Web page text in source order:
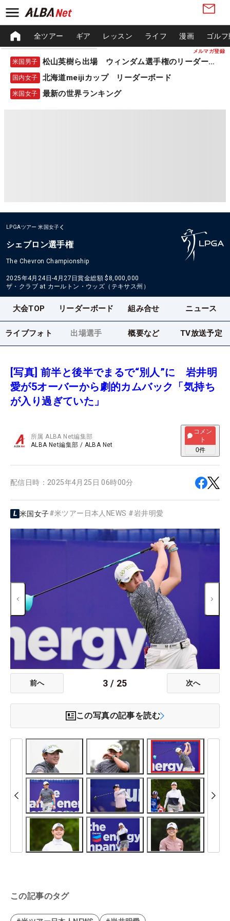
メルマガ登録
全ツアー ギア レッスン ライフ 漫画 ゴル
米国男子 松山英樹ら出場 ウィンダム選手権のリーダーボード
国内女子 北海道meijiカップ リーダーボード
米国女子 最新の世界ランキング
LPGAツアー 米国女子
シェブロン選手権
The Chevron Championship
2025年4月24日-4月27日賞金総額 $8,000,000
ザ・クラブ at カールトン・ウッズ（テキサス州）
大会TOP リーダーボード 組み合せ ニュース
ライブフォト 出場選手 概要など TV放送予定
[写真] 前半と後半でまるで“別人”に 岩井明
愛が5オーバーから劇的カムバック「気持ち
が入り過ぎていた」
所属ALBA Net編集部
ALBA Net編集部 / ALBA Net
コメン
ト
0件
配信日時： 2025年4月25日 06時00分
米国女子#米ツアー日本人NEWS #岩井明愛
前へ 3 / 25 次へ
この写真の記事を読む
この記事のタグ